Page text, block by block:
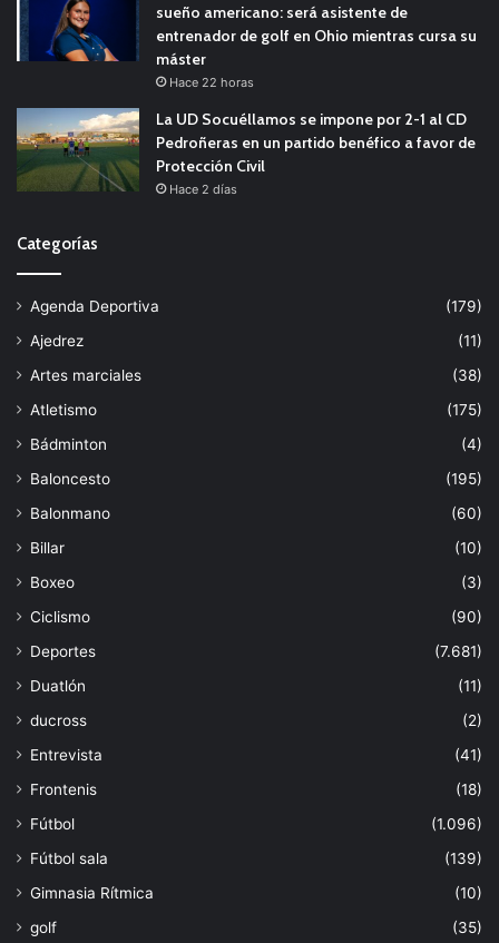
sueño americano: será asistente de
entrenador de golf en Ohio mientras cursa su
máster
Hace 22 horas
La UD Socuéllamos se impone por 2-1 al CD
Pedroñeras en un partido benéfico a favor de
Protección Civil
Hace 2 días
Categorías
Agenda Deportiva
(179)
Ajedrez
(11)
Artes marciales
(38)
Atletismo
(175)
Bádminton
(4)
Baloncesto
(195)
Balonmano
(60)
Billar
(10)
Boxeo
(3)
Ciclismo
(90)
Deportes
(7.681)
Duatlón
(11)
ducross
(2)
Entrevista
(41)
Frontenis
(18)
Fútbol
(1.096)
Fútbol sala
(139)
Gimnasia Rítmica
(10)
golf
(35)